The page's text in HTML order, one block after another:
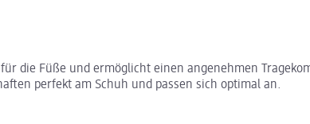
die Füße und ermöglicht einen angenehmen
perfekt am Schuh und passen sich optimal an.